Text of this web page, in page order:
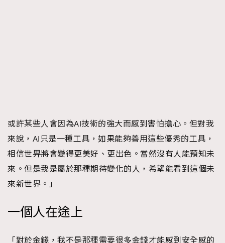
或許某些人會因為AI技術的強大而感到害怕擔心。但對我
來說，AI只是一種工具，如果能夠善用這些優秀的工具，
相信世畀將會變得更美好、更出色。當然沒有人能預知未
來。但是我是屬於那種期待變化的人，希望能看到這個未
來新世界。」
一個人在途上
「對於金錢，我不是那種需要很多金錢才能感到安全感的